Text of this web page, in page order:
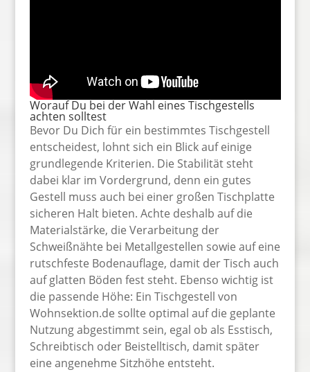
Worauf Du bei der Wahl eines Tischgestells
achten solltest
Bevor Du Dich für ein bestimmtes Tischgestell
entscheidest, lohnt sich ein Blick auf einige
grundlegende Kriterien. Die Stabilität steht
dabei klar im Vordergrund, denn ein gutes
Gestell muss auch bei einer großen Tischplatte
sicheren Halt bieten. Achte deshalb auf die
Materialstärke, die Verarbeitung der
Schweißnähte bei Metallgestellen sowie auf eine
rutschfeste Bodenauflage, damit der Tisch auch
auf glatten Böden fest steht. Ebenso wichtig ist
die passende Höhe: Ein Tischgestell von
Wohnsektion.de sollte optimal auf die geplante
Nutzung abgestimmt sein, egal ob als Esstisch,
Schreibtisch oder Beistelltisch, damit später
eine angenehme Sitzhöhe entsteht.